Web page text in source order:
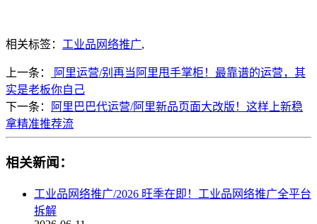
相关标签： 工业品网络推广,
上一条：
阿里运营/别再当阿里甩手掌柜！最靠谱的运营，其
实是老板你自己
下一条：
阿里巴巴代运营/阿里新品页面大改版！这样上新稳
拿精准推荐流
相关新闻：
工业品网络推广/2026 旺季在即！工业品网络推广全平台
拆解